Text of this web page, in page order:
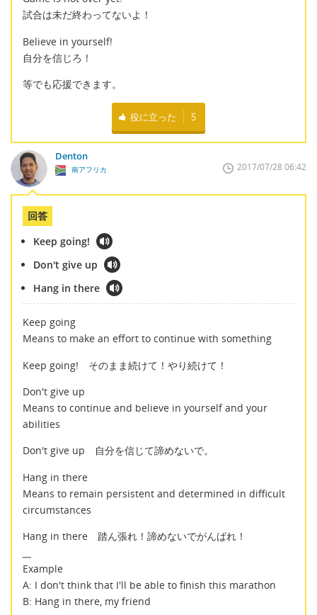
試合は未だ終わってないよ！
Believe in yourself!
自分を信じろ！
等でも応援できます。
役に立った 5
Denton
南アフリカ 2017/07/28 06:42
回答
Keep going!
Don't give up
Hang in there
Keep going
Means to make an effort to continue with something
Keep going! そのまま続けて！やり続けて！
Don't give up
Means to continue and believe in yourself and your
abilities
Don't give up 自分を信じて諦めないで。
Hang in there
Means to remain persistent and determined in difficult
circumstances
Hang in there 踏ん張れ！諦めないでがんばれ！
Example
A: I don't think that I'll be able to finish this marathon
B: Hang in there, my friend